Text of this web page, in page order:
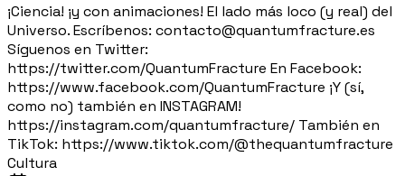
¡Ciencia! ¡y con animaciones! El lado más loco (y real) del
Universo. Escríbenos: contacto@quantumfracture.es
Síguenos en Twitter:
https://twitter.com/QuantumFracture En Facebook:
https://www.facebook.com/QuantumFracture ¡Y (sí,
como no) también en INSTAGRAM!
https://instagram.com/quantumfracture/ También en
TikTok: https://www.tiktok.com/@thequantumfracture
Cultura